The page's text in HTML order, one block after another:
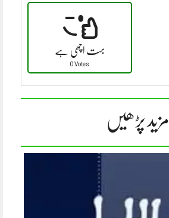
بہت اچھی ہے
0 Votes
مزید پڑھیں